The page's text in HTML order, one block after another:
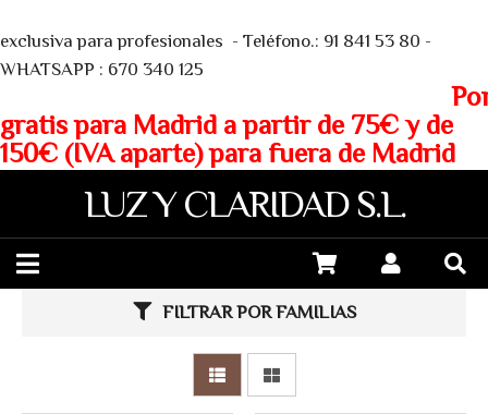
exclusiva para profesionales - Teléfono.: 91 841 53 80 -
WHATSAPP : 670 340 125
gratis para Madrid a partir de 75€ y de
150€ (IVA aparte) para fuera de Madrid
LUZ Y CLARIDAD S.L.
FILTRAR POR FAMILIAS
Más info